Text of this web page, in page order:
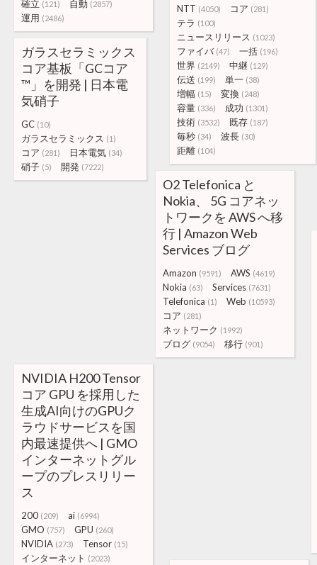
確立 (121) 自動 (2857)
運用 (2486)
NTT (4050) コア (281)
テラ (100)
ニュースリリース (1023)
ファイバ (47) 一括 (196)
世界 (2149) 中継 (129)
伝送 (199) 単一 (38)
増幅 (15) 変換 (248)
容量 (336) 成功 (1301)
技術 (3532) 既存 (187)
毎秒 (34) 波長 (30)
距離 (104)
ガラスセラミックス
コア基板「GCコア
™」を開発 | 日本電
気硝子
GC (10)
ガラスセラミックス (1)
コア (281) 日本電気 (34)
硝子 (5) 開発 (7222)
O2 Telefonica と
Nokia、 5G コアネッ
トワークを AWS へ移
行 | Amazon Web
Services ブログ
Amazon (9591) AWS (4619)
Nokia (63) Services (7631)
Telefonica (1) Web (10593)
コア (281)
ネットワーク (1992)
ブログ (9054) 移行 (901)
NVIDIA H200 Tensor
コア GPU を採用した
生成AI向けのGPUク
ラウドサービスを国
内最速提供へ | GMO
インターネットグル
ープのプレスリリー
ス
200 (209) ai (6994)
GMO (757) GPU (260)
NVIDIA (273) Tensor (15)
インターネット (2023)